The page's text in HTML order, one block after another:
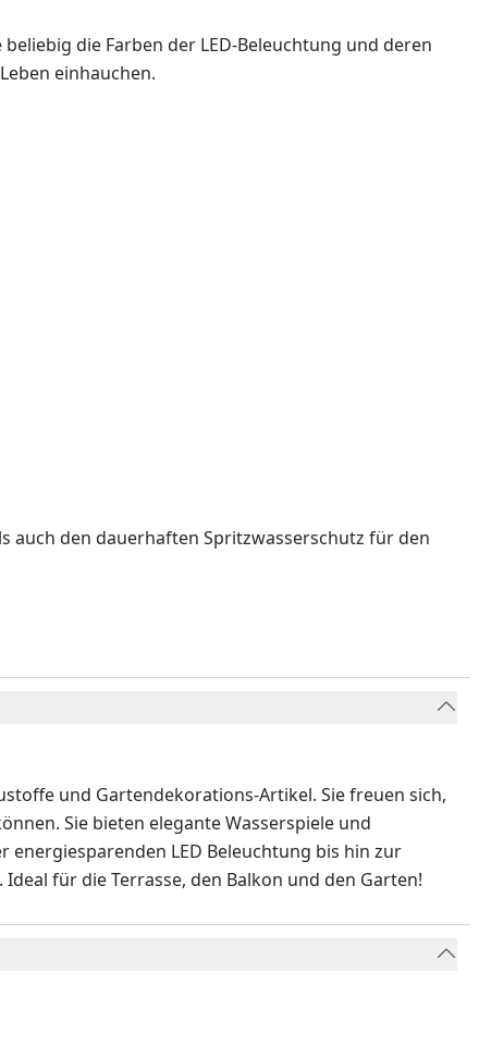
die Farben der LED-Beleuchtung und deren
einhauchen.
auch den dauerhaften Spritzwasserschutz für den
und Gartendekorations-Artikel. Sie freuen sich,
Sie bieten elegante Wasserspiele und
energiesparenden LED Beleuchtung bis hin zur
für die Terrasse, den Balkon und den Garten!